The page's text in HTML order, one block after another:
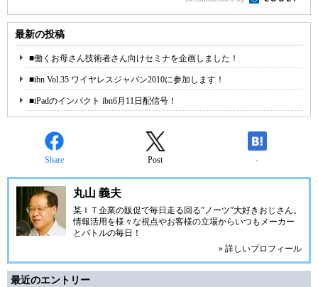
最新の投稿
■働くお母さん技術者さん向けセミナを企画しました！
■ibn Vol.35 ワイヤレスジャパン2010に参加します！
■iPadのインパクト ibn6月11日配信号！
Share Post -
丸山 義夫
某ＩＴ企業の販促で毎日走る回る”ノーツ”大好きおじさん。
情報活用を様々な視点やお客様の立場からいつもメーカー
とバトルの毎日！
» 詳しいプロフィール
最近のエントリー